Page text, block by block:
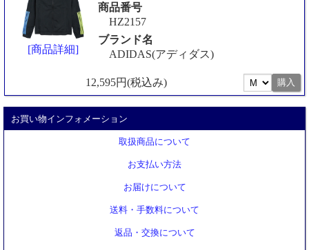
[商品詳細]
商品番号
HZ2157
ブランド名
ADIDAS(アディダス)
12,595円(税込み)
お買い物インフォメーション
取扱商品について
お支払い方法
お届けについて
送料・手数料について
返品・交換について